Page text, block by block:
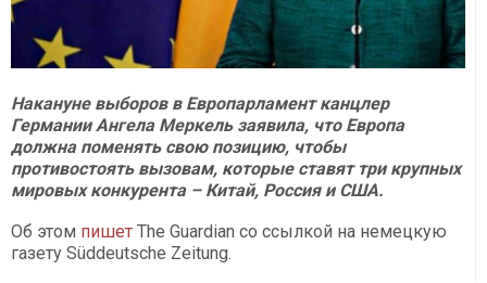
Накануне выборов в Европарламент канцлер
Германии Ангела Меркель заявила, что Европа
должна поменять свою позицию, чтобы
противостоять вызовам, которые ставят три крупных
мировых конкурента – Китай, Россия и США.
Об этом пишет The Guardian со ссылкой на немецкую
газету Süddeutsche Zeitung.